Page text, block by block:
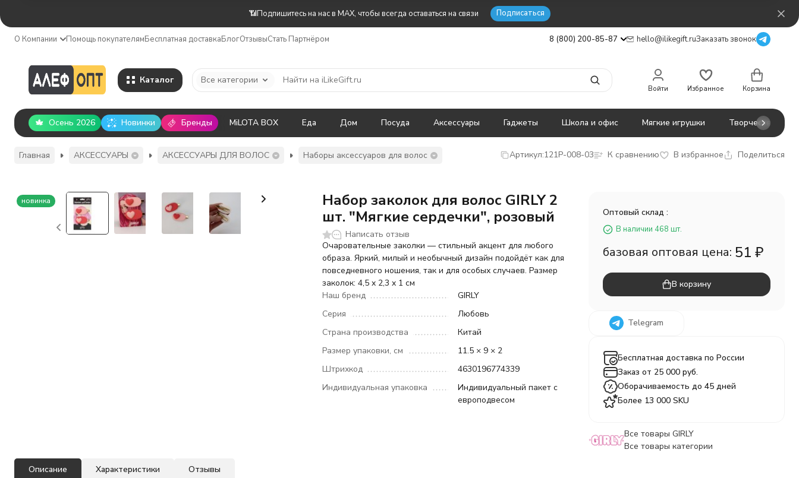
📶Подпишитесь на нас в MAX, чтобы всегда оставаться на связи Подписаться
О Компании Помощь покупателямБесплатная доставкаБлогОтзывыСтать Партнёром 8 (800) 200-85-87 hello@ilikegift.ruЗаказать звонок
Каталог Все категории
Войти Избранное Корзина
Осень 2026 Новинки Бренды MiLOTA BOX Еда Дом Посуда Аксессуары Гаджеты Школа и офис Мягкие игрушки Творчество
Главная АКСЕССУАРЫ АКСЕССУАРЫ ДЛЯ ВОЛОС Наборы аксессуаров для волос Артикул:121P-008-03 К сравнению В избранное Поделиться
новинка
Набор заколок для волос GIRLY 2
шт. "Мягкие сердечки", розовый
Написать отзыв
Очаровательные заколки — стильный акцент для любого
образа. Яркий, милый и необычный дизайн подойдёт как для
повседневного ношения, так и для особых случаев. Размер
заколок: 4,5 x 2,3 x 1 см
Наш бренд
GIRLY
Серия
Любовь
Страна производства
Китай
Размер упаковки, см
11.5 × 9 × 2
Штрихкод
4630196774339
Индивидуальная упаковка
Индивидуальный пакет с
европодвесом
Оптовый склад :
В наличии 468 шт.
базовая оптовая цена: 51 ₽
В корзину
Telegram
Бесплатная доставка по России
Заказ от 25 000 руб.
Оборачиваемость до 45 дней
Более 13 000 SKU
Все товары GIRLY
Все товары категории
Описание Характеристики Отзывы